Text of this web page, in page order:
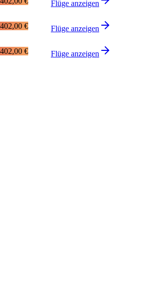
Flüge anzeigen
402,00 € Flüge anzeigen
402,00 € Flüge anzeigen